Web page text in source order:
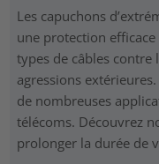
Les capuchons
une protection
types de câbles contre
agressions
de nombreuses
télécoms. Découvrez
prolonger la durée de